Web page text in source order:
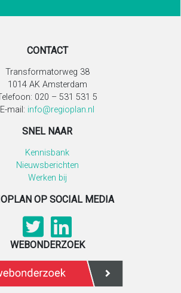
CONTACT
Transformatorweg 38
1014 AK Amsterdam
020 – 531 531 5
E-mail: info@regioplan.nl
SNEL NAAR
Kennisbank
Nieuwsberichten
Werken bij
OP SOCIAL MEDIA
WEBONDERZOEK